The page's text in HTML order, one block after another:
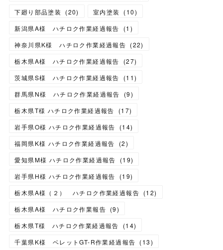
下廻り部品塗装
(20) 室内塗装 (10)
新潟県A様 ハチロク作業経過報告
(1 )
神奈川県K様 ハチロク作業経過報告 (22)
栃木県A様 ハチロク作業経過報告
(27)
茨城県S様 ハチロク作業経過報告
(11)
群馬県N様 ハチロク作業経過報告
(9)
栃木県T様 ハチロク作業経過報告
(17)
岩手県O様 ハチロク作業経過報告
(14)
福岡県K様 ハチロク作業経過報告
(2)
愛知県M様 ハチロク作業経過報告
(19)
岩手県H様 ハチロク作業経過報告
(19)
栃木県A様（２） ハチロク作業経過報告 (12)
栃木県A様 ハチロク作業報告 (9)
栃木県T様 ハチロク作業経過報告
(14)
千葉県K様 ベレットGT-R作業経過報告 (13)